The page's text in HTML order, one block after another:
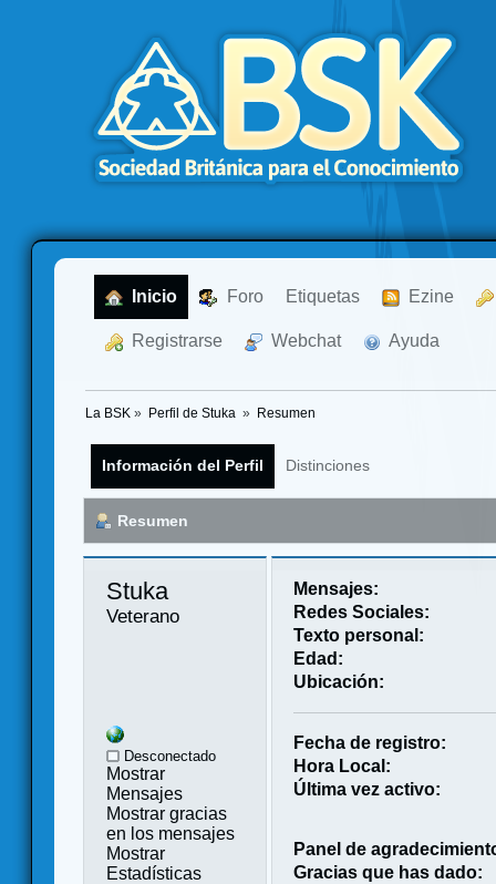
Inicio Foro Etiquetas Ezine
Registrarse Webchat Ayuda
La BSK » Perfil de Stuka » Resumen
Información del Perfil Distinciones
Resumen
Stuka
Veterano
Desconectado
Mostrar
Mensajes
Mostrar gracias
en los mensajes
Mostrar
Estadísticas
Mensajes:
Redes Sociales:
Texto personal:
Edad:
Ubicación:
Fecha de registro:
Hora Local:
Última vez activo:
Panel de
Gracias que has dado: